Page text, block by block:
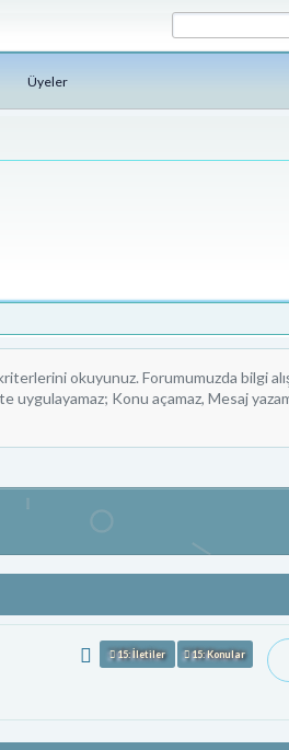
Üyeler
okuyunuz. Forumumuzda bilgi
uygulayamaz; Konu açamaz, Mesaj
15: İletiler 15: Konular